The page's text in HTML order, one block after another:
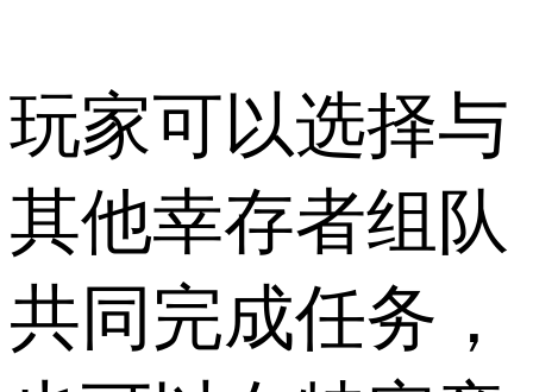
玩家可以选择与
其他幸存者组队
共同完成任务，